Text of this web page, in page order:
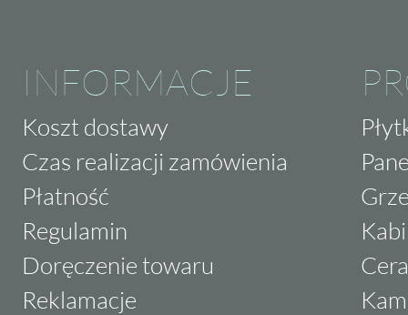
INFORMACJE
Koszt dostawy
Czas realizacji zamówienia
Płatność
Regulamin
Doręczenie towaru
Reklamacje